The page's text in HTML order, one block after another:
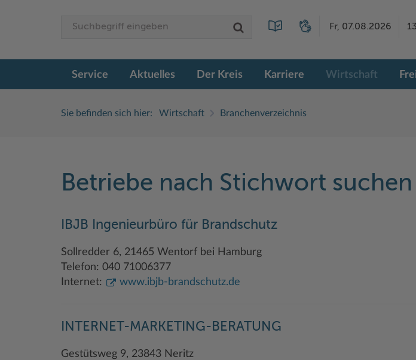
Fr, 07.08.2026
Service Aktuelles Der Kreis Karriere Wirtschaft
Sie befinden sich hier: Wirtschaft Branchenverzeichnis
Betriebe nach Stichwort suchen
IBJB Ingenieurbüro für Brandschutz
Sollredder 6, 21465 Wentorf bei Hamburg
Telefon: 040 71006377
Internet:
www.ibjb-brandschutz.de
INTERNET-MARKETING-BERATUNG
Gestütsweg 9, 23843 Neritz